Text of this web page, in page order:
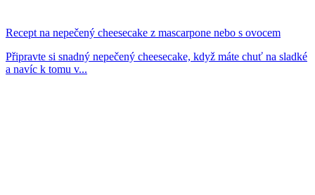
Recept na nepečený cheesecake z mascarpone nebo s ovocem
Připravte si snadný nepečený cheesecake, když máte chuť na sladké
a navíc k tomu v...